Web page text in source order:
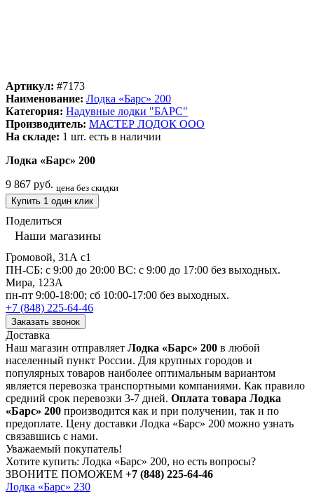
Артикул: #7173
Наименование: Лодка «Барс» 200
Категория: Надувные лодки "БАРС"
Производитель: МАСТЕР ЛОДОК ООО
На складе: 1 шт. есть в наличии
Лодка «Барс» 200
9 867 руб. цена без скидки
Купить 1 один клик
Поделиться
Наши магазины
Громовой, 31А с1
ПН-СБ: с 9:00 до 20:00 ВС: с 9:00 до 17:00 без выходных.
Мира, 123А
пн-пт 9:00-18:00; сб 10:00-17:00 без выходных.
+7 (848) 225-64-46
Заказать звонок
Доставка
Наш магазин отправляет Лодка «Барс» 200 в любой
населенный пункт России. Для крупных городов и
популярных товаров наиболее оптимальным вариантом
является перевозка транспортными компаниями. Как правило
средний срок перевозки 3-7 дней. Оплата товара Лодка
«Барс» 200 производится как и при получении, так и по
предоплате. Цену доставки Лодка «Барс» 200 можно узнать
связавшись с нами.
Уважаемый покупатель!
Хотите купить: Лодка «Барс» 200, но есть вопросы?
ЗВОНИТЕ ПОМОЖЕМ +7 (848) 225-64-46
Лодка «Барс» 230